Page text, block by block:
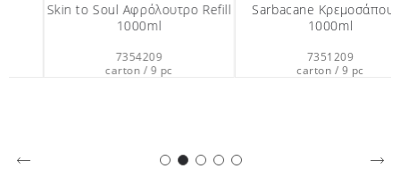
Skin to Soul Αφρόλουτρο Refill
1000ml
7354209
carton / 9 pc
Sarbacane Κρεμοσάπουνο
1000ml
7351209
carton / 9 pc